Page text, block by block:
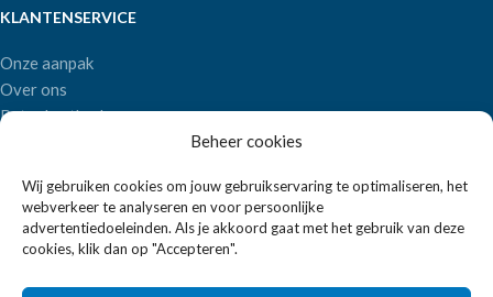
Beheer cookies
Wij gebruiken cookies om jouw gebruikservaring te optimaliseren, het
webverkeer te analyseren en voor persoonlijke
advertentiedoeleinden. Als je akkoord gaat met het gebruik van deze
cookies, klik dan op "Accepteren".
KLANTENSERVICE
Onze aanpak
Over ons
Betaalmethoden
POPULAIRE MERKEN
APS Germany
Bartscher